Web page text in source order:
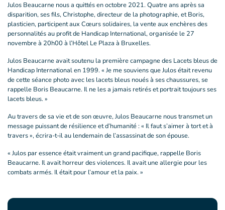
Julos Beaucarne nous a quittés en octobre 2021. Quatre ans après sa
disparition, ses fils, Christophe, directeur de la photographie, et Boris,
plasticien, participent aux Cœurs solidaires, la vente aux enchères des
personnalités au profit de Handicap International, organisée le 27
novembre à 20h00 à l’Hôtel Le Plaza à Bruxelles.
Julos Beaucarne avait soutenu la première campagne des Lacets bleus de
Handicap International en 1999. « Je me souviens que Julos était revenu
de cette séance photo avec les lacets bleus noués à ses chaussures, se
rappelle Boris Beaucarne. Il ne les a jamais retirés et portrait toujours ses
lacets bleus. »
Au travers de sa vie et de son œuvre, Julos Beaucarne nous transmet un
message puissant de résilience et d’humanité : « Il faut s’aimer à tort et à
travers », écrira-t-il au lendemain de l’assassinat de son épouse.
« Julos par essence était vraiment un grand pacifique, rappelle Boris
Beaucarne. Il avait horreur des violences. Il avait une allergie pour les
combats armés. Il était pour l’amour et la paix. »